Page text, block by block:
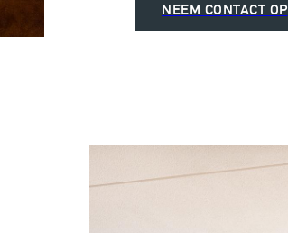
NEEM CONTACT OP